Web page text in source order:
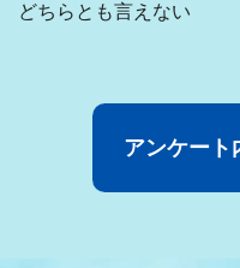
どちらとも言えない